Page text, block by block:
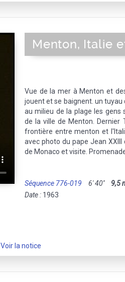
Menton, Italie
Vue de la mer à Menton et
jouent et se baignent. un tuyau
au milieu de la plage les gens
de la ville de Menton. Dernier
frontière entre menton et
avec photo du pape Jean
de Monaco et visite.
Séquence 776-019 6' 40'' 9,5
Date : 1963
Voir la notice